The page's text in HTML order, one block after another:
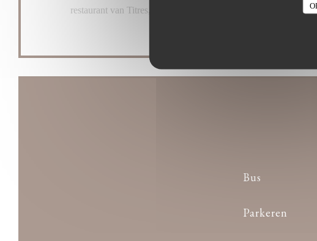
restaurant van Titres, Contant geld, Vakantiecheques,
Bus
Parkeren